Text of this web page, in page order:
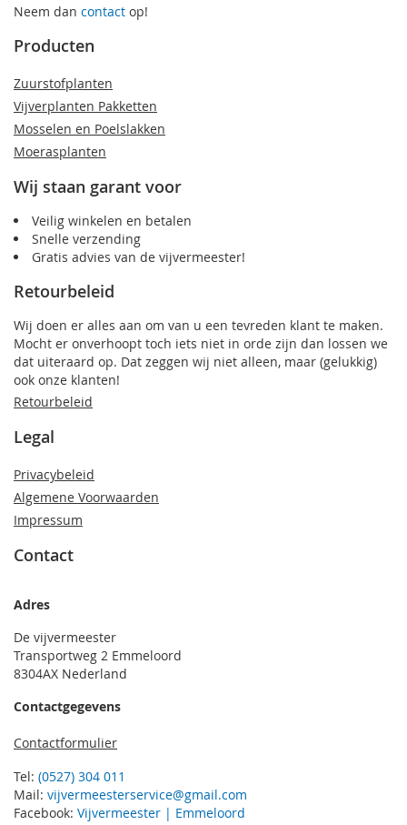
Neem dan contact op!
Producten
Zuurstofplanten
Vijverplanten Pakketten
Mosselen en Poelslakken
Moerasplanten
Wij staan garant voor
Veilig winkelen en betalen
Snelle verzending
Gratis advies van de vijvermeester!
Retourbeleid
Wij doen er alles aan om van u een tevreden klant te maken.
Mocht er onverhoopt toch iets niet in orde zijn dan lossen we
dat uiteraard op. Dat zeggen wij niet alleen, maar (gelukkig)
ook onze klanten!
Retourbeleid
Legal
Privacybeleid
Algemene Voorwaarden
Impressum
Contact
Adres
De vijvermeester
Transportweg 2 Emmeloord
8304AX Nederland
Contactgegevens
Contactformulier
Tel: (0527) 304 011
Mail: vijvermeesterservice@gmail.com
Facebook: Vijvermeester | Emmeloord